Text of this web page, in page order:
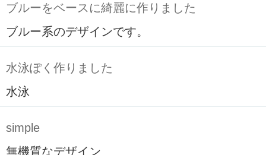
ブルーをベースに綺麗に作りました
ブルー系のデザインです。
水泳ぽく作りました
水泳
simple
無機質なデザイン